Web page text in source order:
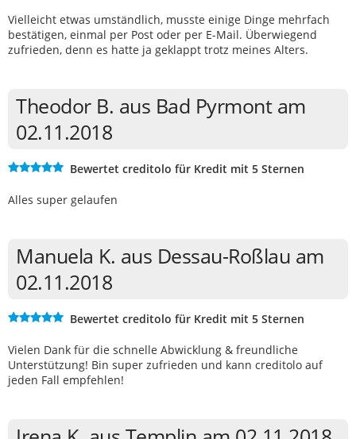
Vielleicht etwas umständlich, musste einige Dinge mehrfach
bestätigen, einmal per Post oder per E-Mail. Überwiegend
zufrieden, denn es hatte ja geklappt trotz meines Alters.
Theodor B. aus Bad Pyrmont am
02.11.2018
Bewertet creditolo für Kredit mit 5 Sternen
Alles super gelaufen
Manuela K. aus Dessau-Roßlau am
02.11.2018
Bewertet creditolo für Kredit mit 5 Sternen
Vielen Dank für die schnelle Abwicklung & freundliche
Unterstützung! Bin super zufrieden und kann creditolo auf
jeden Fall empfehlen!